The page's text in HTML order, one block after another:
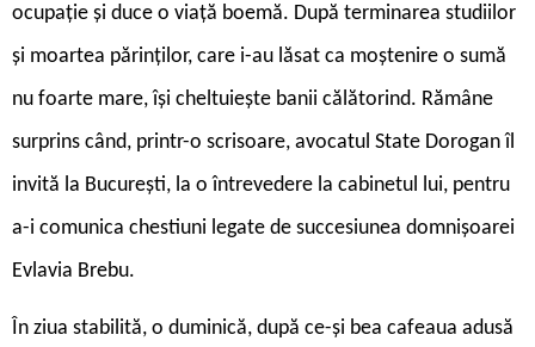
ocupație și duce o viață boemă. După terminarea studiilor
și moartea părinților, care i-au lăsat ca moștenire o sumă
nu foarte mare, își cheltuiește banii călătorind. Rămâne
surprins când, printr-o scrisoare, avocatul State Dorogan îl
invită la București, la o întrevedere la cabinetul lui, pentru
a-i comunica chestiuni legate de succesiunea domnișoarei
Evlavia Brebu.
În ziua stabilită, o duminică, după ce-și bea cafeaua adusă